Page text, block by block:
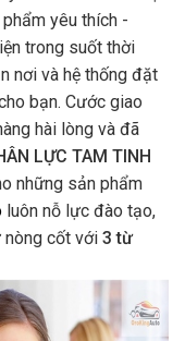
yêu thích -
trong suốt thời
nơi và hệ thống đặt
bạn. Cước giao
hài lòng và đã
LỰC TAM TINH
những sản phẩm
luôn nỗ lực đào tạo,
nòng cốt với 3 từ